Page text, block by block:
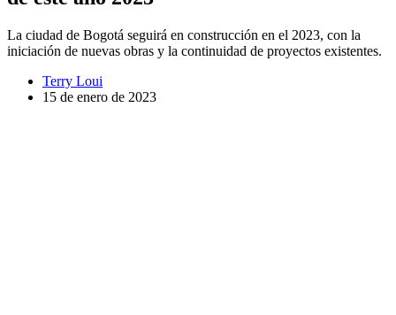
La ciudad de Bogotá seguirá en construcción en el 2023, con la
iniciación de nuevas obras y la continuidad de proyectos existentes.
Terry Loui
15 de enero de 2023